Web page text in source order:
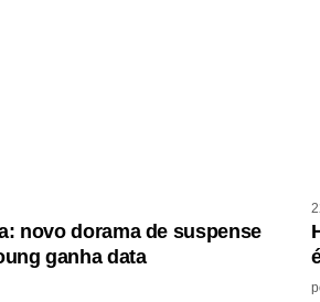
novo dorama de suspense
ganha data